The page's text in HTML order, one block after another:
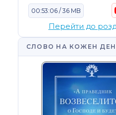
00:53:06 / 36 MB
Перейти до
СЛОВО НА КОЖЕН